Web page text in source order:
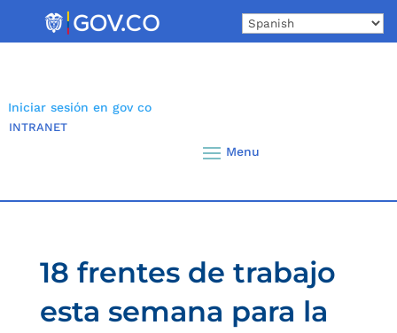
Iniciar sesión en gov co
INTRANET
18 frentes de trabajo
esta semana para la